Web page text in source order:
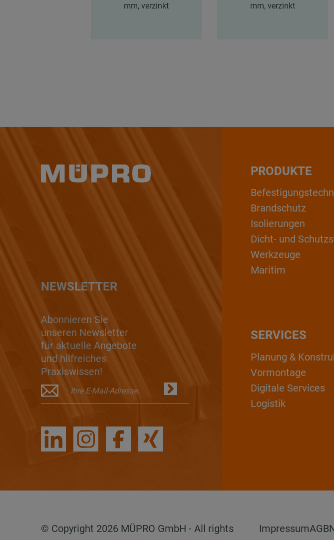
mm, verzinkt
mm, verzinkt
NEWSLETTER
Abonnieren Sie
unseren Newsletter
für aktuelle Angebote
und hilfreiches
Praxiswissen!
PRODUKTE
Brandschutz
Isolierungen
Dicht- und
Werkzeuge
Maritim
SERVICES
Planung &
Vormontage
Digitale Services
Logistik
© Copyright 2026 MÜPRO GmbH - All rights
ImpressumAGB